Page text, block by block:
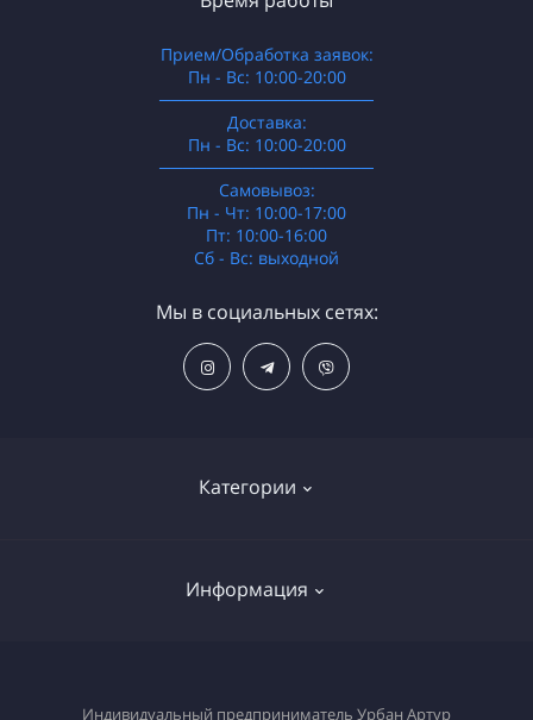
Категории
Электроинструмент
Информация
Прием/Обработка заявок:
Пн - Вс: 10:00-20:00
──────────────────
Доставка:
Пн - Вс: 10:00-20:00
──────────────────
Самовывоз:
Пн - Чт: 10:00-17:00
Пт: 10:00-16:00
Сб - Вс: выходной
Мы в социальных сетях:
Индивидуальный предприниматель Урбан Артур